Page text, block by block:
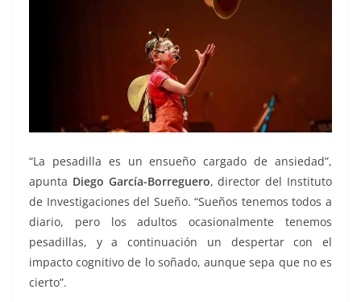
“La pesadilla es un ensueño cargado de ansiedad”,
apunta Diego García-Borreguero, director del Instituto
de Investigaciones del Sueño. “Sueños tenemos todos a
diario, pero los adultos ocasionalmente tenemos
pesadillas, y a continuación un despertar con el
impacto cognitivo de lo soñado, aunque sepa que no es
cierto”.